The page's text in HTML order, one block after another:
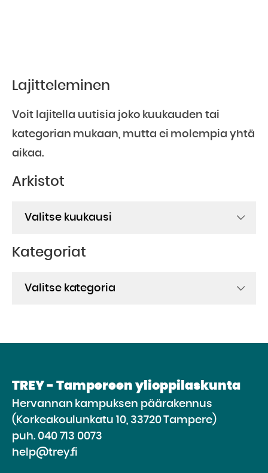
Lajitteleminen
Voit lajitella uutisia joko kuukauden tai
kategorian mukaan, mutta ei molempia yhtä
aikaa.
Arkistot
Kategoriat
TREY - Tampereen ylioppilaskunta
Hervannan kampuksen päärakennus
(Korkeakoulunkatu 10, 33720 Tampere)
puh. 040 713 0073
help@trey.fi